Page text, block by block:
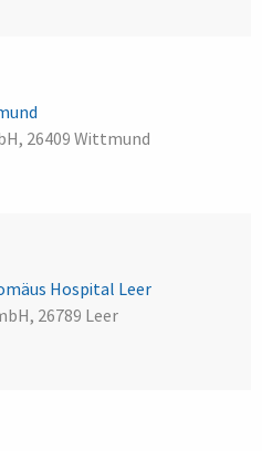
26409 Wittmund
Hospital Leer
26789 Leer